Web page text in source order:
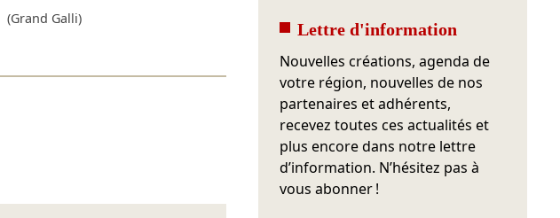
(Grand Galli)
Lettre d'information
Nouvelles créations, agenda de
votre région, nouvelles de nos
partenaires et adhérents,
recevez toutes ces actualités et
plus encore dans notre lettre
d’information. N’hésitez pas à
vous abonner !